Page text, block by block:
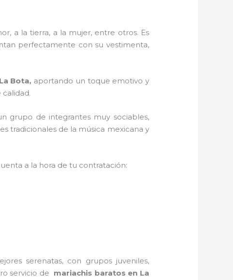
a la tierra, a la mujer, entre otros. Es
perfectamente con su vestimenta,
Bota, aportando un toque emotivo y
grupo de integrantes muy sociables,
tradicionales de la música mexicana y
a la hora de tu contratación:
serenatas, con grupos juveniles,
servicio de mariachis baratos en La